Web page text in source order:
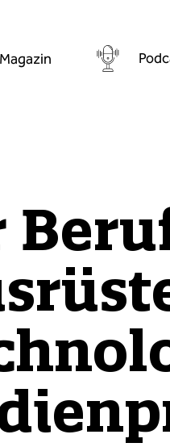
Magazin